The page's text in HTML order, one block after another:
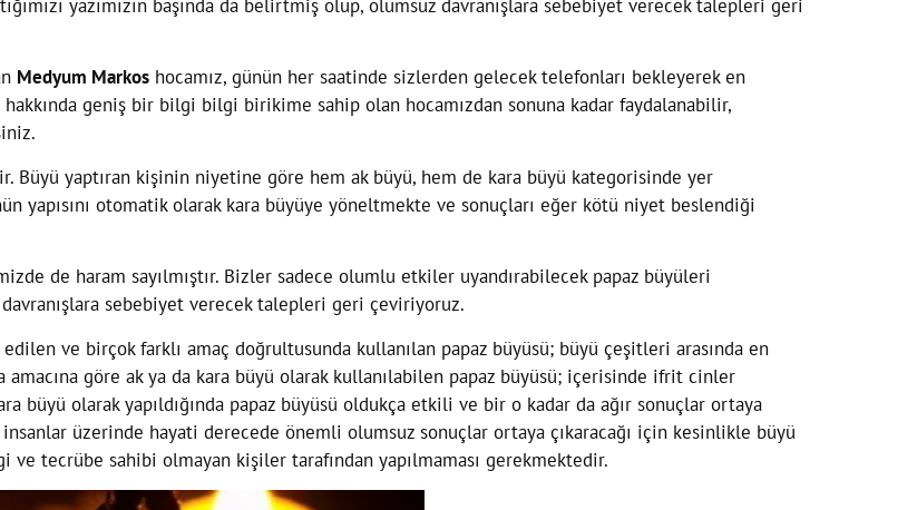
yazımızın başında da belirtmiş olup, olumsuz davranışlara sebebiyet verecek talepleri geri
Medyum Markos hocamız, günün her saatinde sizlerden gelecek telefonları bekleyerek en
geniş bir bilgi bilgi birikime sahip olan hocamızdan sonuna kadar faydalanabilir,
Büyü yaptıran kişinin niyetine göre hem ak büyü, hem de kara büyü kategorisinde yer
otomatik olarak kara büyüye yöneltmekte ve sonuçları eğer kötü niyet beslendiği
de haram sayılmıştır. Bizler sadece olumlu etkiler uyandırabilecek papaz büyüleri
davranışlara sebebiyet verecek talepleri geri çeviriyoruz.
ve birçok farklı amaç doğrultusunda kullanılan papaz büyüsü; büyü çeşitleri arasında en
göre ak ya da kara büyü olarak kullanılabilen papaz büyüsü; içerisinde ifrit cinler
büyü olarak yapıldığında papaz büyüsü oldukça etkili ve bir o kadar da ağır sonuçlar ortaya
üzerinde hayati derecede önemli olumsuz sonuçlar ortaya çıkaracağı için kesinlikle büyü
tecrübe sahibi olmayan kişiler tarafından yapılmaması gerekmektedir.